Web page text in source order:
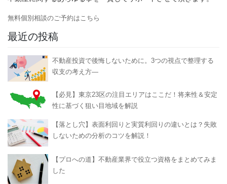
無料個別相談のご予約はこちら
最近の投稿
不動産投資で後悔しないために。3つの視点で整理する
収支の考え方―
【必見】東京23区の注目エリアはここだ！将来性＆安定
性に基づく狙い目地域を解説
【落とし穴】表面利回りと実質利回りの違いとは？失敗
しないための分析のコツを解説！
【プロへの道】不動産業界で役立つ資格をまとめてみま
した